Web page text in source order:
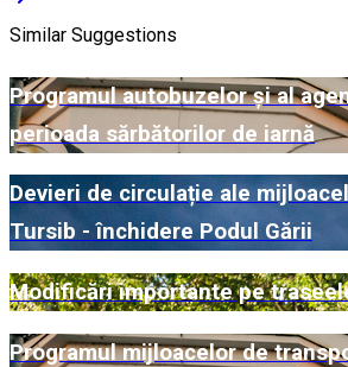
Similar Suggestions
Programul autobuzelor și al
perioada sărbătorilor de iarnă
Devieri de circulație ale
Tursib - închidere Podul Gării
Modificări importante pe
Programul mijloacelor de